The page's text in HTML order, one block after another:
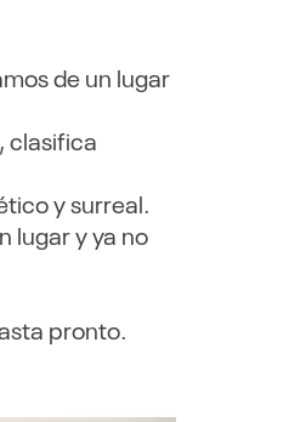
de un lugar
clasifica
y surreal.
lugar y ya no
pronto.